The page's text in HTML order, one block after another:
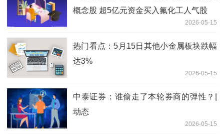
概念股 超5亿元资金买入氟化工人气股
2026-05-15
热门看点：5月15日其他小金属板块跌幅
达3%
2026-05-15
中泰证券：谁偷走了本轮券商的弹性？|
动态
2026-05-15